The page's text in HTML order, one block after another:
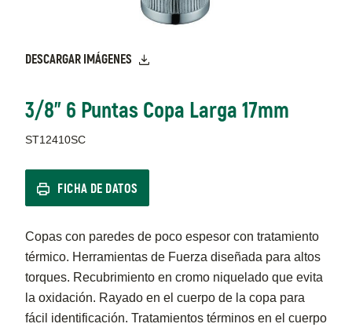
DESCARGAR IMÁGENES
3/8" 6 Puntas Copa Larga 17mm
ST12410SC
FICHA DE DATOS
Copas con paredes de poco espesor con tratamiento
térmico. Herramientas de Fuerza diseñada para altos
torques. Recubrimiento en cromo niquelado que evita
la oxidación. Rayado en el cuerpo de la copa para
fácil identificación. Tratamientos términos en el cuerpo